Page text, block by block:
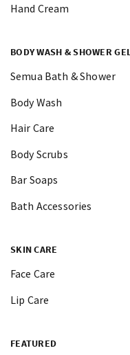
Hand Cream
BODY WASH & SHOWER GEL
Semua Bath & Shower
Body Wash
Hair Care
Body Scrubs
Bar Soaps
Bath Accessories
SKIN CARE
Face Care
Lip Care
FEATURED